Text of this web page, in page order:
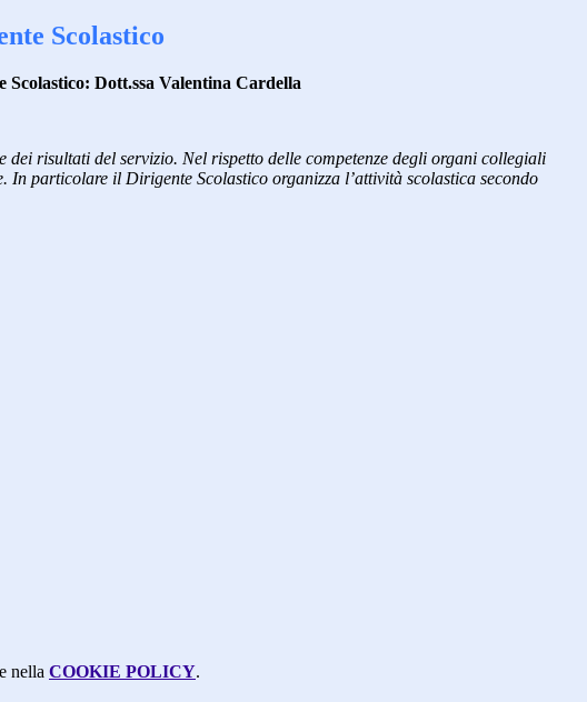
Scolastico
Scolastico: Dott.ssa Valentina Cardella
dei risultati del servizio. Nel rispetto delle competenze degli organi collegiali
particolare il Dirigente Scolastico organizza l’attività scolastica secondo
nella COOKIE POLICY.